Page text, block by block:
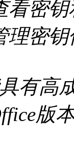
看密
理密钥
有高
版